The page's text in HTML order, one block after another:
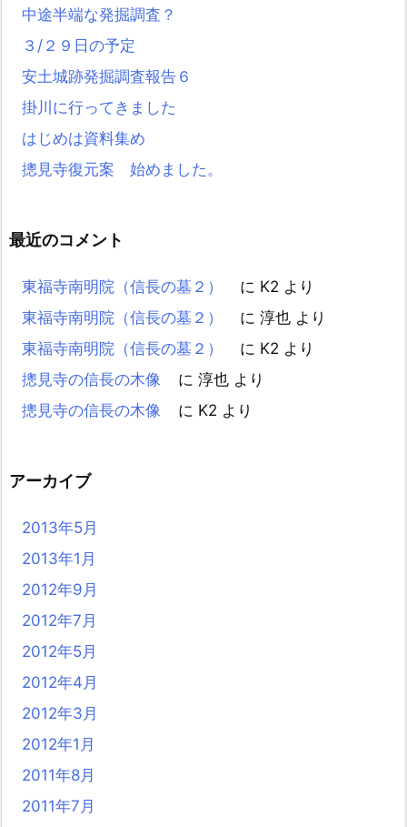
中途半端な発掘調査？
３/２９日の予定
安土城跡発掘調査報告６
掛川に行ってきました
はじめは資料集め
摠見寺復元案 始めました。
最近のコメント
東福寺南明院（信長の墓２） に K2 より
東福寺南明院（信長の墓２）
に 淳也 より
東福寺南明院（信長の墓２）
に K2 より
摠見寺の信長の木像
に 淳也 より
摠見寺の信長の木像
に K2 より
アーカイブ
2013年5月
2013年1月
2012年9月
2012年7月
2012年5月
2012年4月
2012年3月
2012年1月
2011年8月
2011年7月